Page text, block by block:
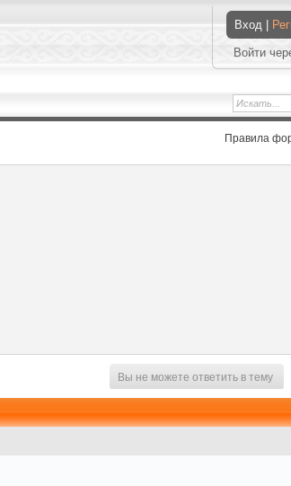
Вход |
Войти
Правила
Вы не можете ответить в тему